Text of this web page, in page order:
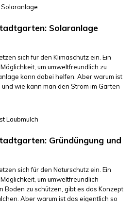
Solaranlage
sich für den Klimaschutz ein. Ein
um umweltfreundlich zu
kann dabei helfen. Aber warum ist
wie kann man den Strom im Garten
Gründüngung und
sich für den Naturschutz ein. Ein
um umweltfreundlich
Boden zu schützen, gibt es das Konzept
Aber warum ist das eigentlich so